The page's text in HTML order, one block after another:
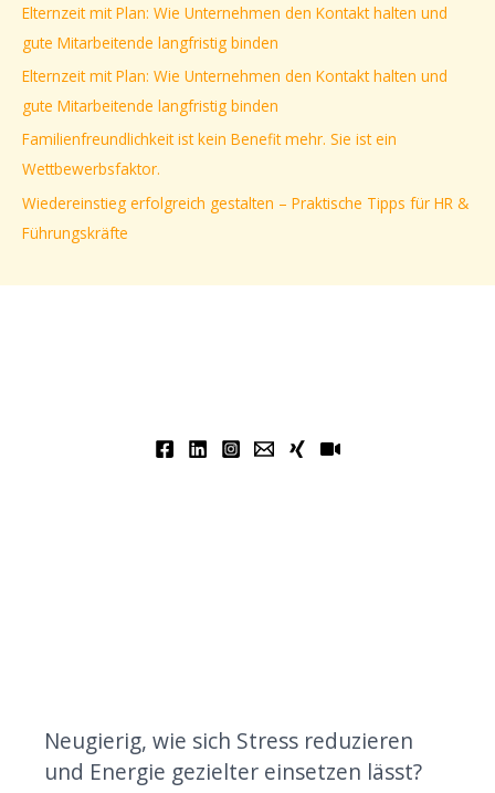
n
a
c
h
:
Elternzeit mit Plan: Wie Unternehmen den Kontakt halten und
gute Mitarbeitende langfristig binden
Elternzeit mit Plan: Wie Unternehmen den Kontakt halten und
gute Mitarbeitende langfristig binden
Familienfreundlichkeit ist kein Benefit mehr. Sie ist ein
Wettbewerbsfaktor.
Wiedereinstieg erfolgreich gestalten – Praktische Tipps für HR &
Führungskräfte
Neugierig, wie sich Stress reduzieren
und Energie gezielter einsetzen lässt?